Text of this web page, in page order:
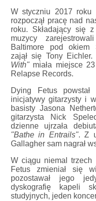
W styczniu 2017 roku
rozpoczął pracę nad
roku. Składający się
muzycy
Baltimore pod okiem
zajął się Tony Eichler.
With" miała miejsce
Relapse Records.
Dying Fetus
inicjatywy gitarzysty i
basisty Jasona
gitarzysta Nick
dzienne ujrzała
"Bathe in Entrails". Z
Gallagher sam nagrał
W ciągu niemal trzech
Fetus zmieniał się
pozostawał jego
dyskografię kapeli
studyjnych, jeden